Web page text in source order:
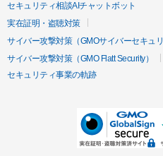
セキュリティ相談AIチャットボット
実在証明・盗聴対策
サイバー攻撃対策（GMOサイバーセキュ
サイバー攻撃対策（GMO Flatt Security）
セキュリティ事業の軌跡